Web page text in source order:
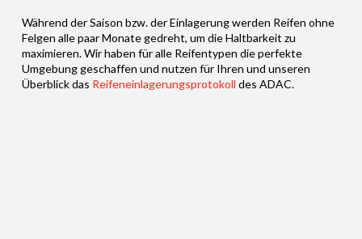
Während der Saison bzw. der Einlagerung werden Reifen ohne
Felgen alle paar Monate gedreht, um die Haltbarkeit zu
maximieren. Wir haben für alle Reifentypen die perfekte
Umgebung geschaffen und nutzen für Ihren und unseren
Überblick das Reifeneinlagerungsprotokoll des ADAC.